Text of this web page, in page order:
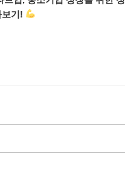
기!